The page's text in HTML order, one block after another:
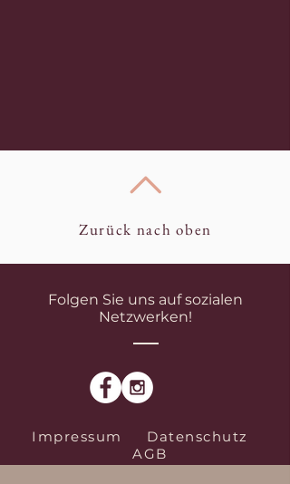
Zurück nach oben
Folgen Sie uns auf sozialen
Netzwerken!
Impressum
Datenschutz
AGB